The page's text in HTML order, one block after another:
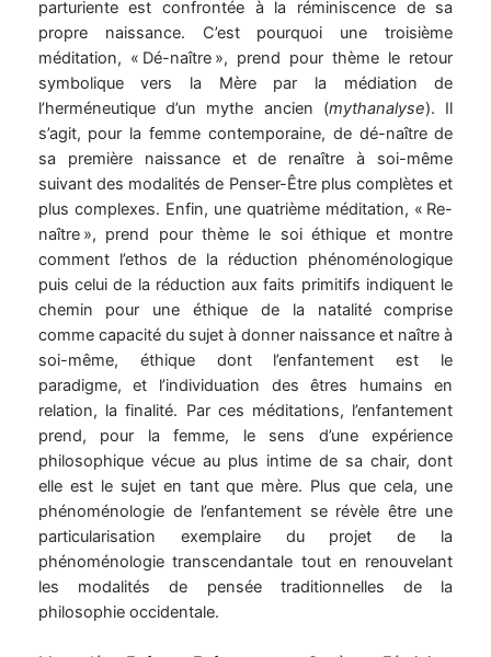
parturiente est confrontée à la réminiscence de sa
propre naissance. C’est pourquoi une troisième
méditation, « Dé-naître », prend pour thème le retour
symbolique vers la Mère par la médiation de
l’herméneutique d’un mythe ancien (mythanalyse). Il
s’agit, pour la femme contemporaine, de dé-naître de
sa première naissance et de renaître à soi-même
suivant des modalités de Penser-Être plus complètes et
plus complexes. Enfin, une quatrième méditation, « Re-
naître », prend pour thème le soi éthique et montre
comment l’ethos de la réduction phénoménologique
puis celui de la réduction aux faits primitifs indiquent le
chemin pour une éthique de la natalité comprise
comme capacité du sujet à donner naissance et naître à
soi-même, éthique dont l’enfantement est le
paradigme, et l’individuation des êtres humains en
relation, la finalité. Par ces méditations, l’enfantement
prend, pour la femme, le sens d’une expérience
philosophique vécue au plus intime de sa chair, dont
elle est le sujet en tant que mère. Plus que cela, une
phénoménologie de l’enfantement se révèle être une
particularisation exemplaire du projet de la
phénoménologie transcendantale tout en renouvelant
les modalités de pensée traditionnelles de la
philosophie occidentale.